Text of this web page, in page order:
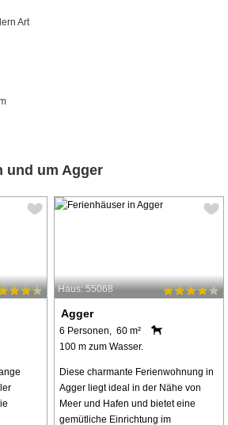
Art
und um Agger
Haus: 55068
Agger
6 Personen, 60 m²
100 m zum Wasser.
Diese charmante Ferienwohnung in
Agger liegt ideal in der Nähe von
Meer und Hafen und bietet eine
gemütliche Einrichtung im